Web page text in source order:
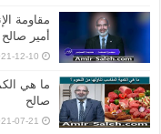
مقاومة
أمير
12-10 20:14:37
ما هي
صالح
07-21 16:14:18